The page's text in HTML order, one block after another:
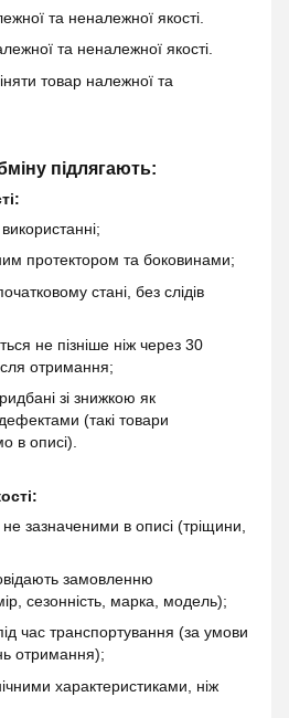
та неналежної якості.
та неналежної якості.
товар належної та
підлягають:
протектором та боковинами;
стані, без слідів
не пізніше ніж через 30
отримання;
зі знижкою як
дефектами (такі товари
в описі).
зазначеними в описі (тріщини,
замовленню
сезонність, марка, модель);
час транспортування (за умови
отримання);
характеристиками, ніж